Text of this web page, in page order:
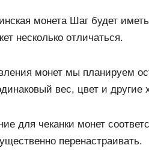
монета Шаг будет
несколько отличаться.
монет мы планируем
вес, цвет и другие
для чеканки монет
перенастраивать.